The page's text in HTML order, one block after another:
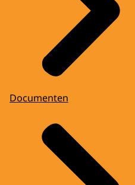
Documenten